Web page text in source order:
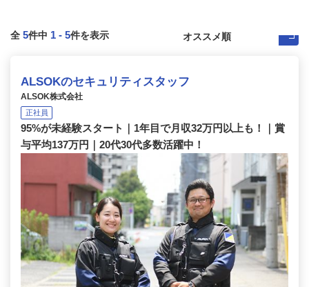
全 5件中 1 - 5件を表示
ALSOKのセキュリティスタッフ
ALSOK株式会社
正社員
95%が未経験スタート｜1年目で月収32万円以上も！｜賞
与平均137万円｜20代30代多数活躍中！